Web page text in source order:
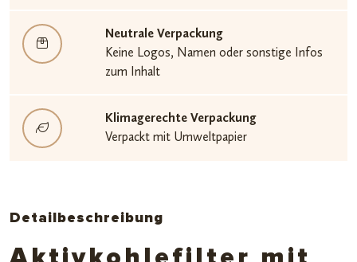
Detailbeschreibung
Neutrale Verpackung
Keine Logos, Namen oder sonstige Infos
zum Inhalt
Klimagerechte Verpackung
Verpackt mit Umweltpapier